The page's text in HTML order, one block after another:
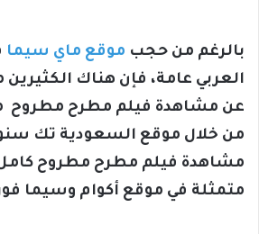
بالرغم من حجب موقع ماي سيما
العربي عامة، فإن هناك
عن مشاهدة فيلم مطرح مطروح
من خلال موقع السعودية تك
متمثلة في موقع أكوام وسيما